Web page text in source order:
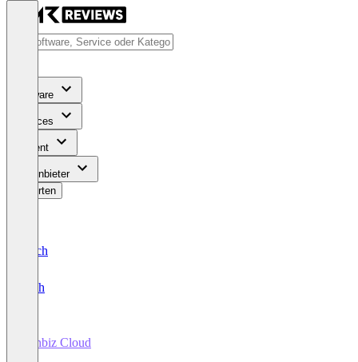
Software
Services
Content
Für Anbieter
Bewerten
Deutsch
English
Winbiz Cloud